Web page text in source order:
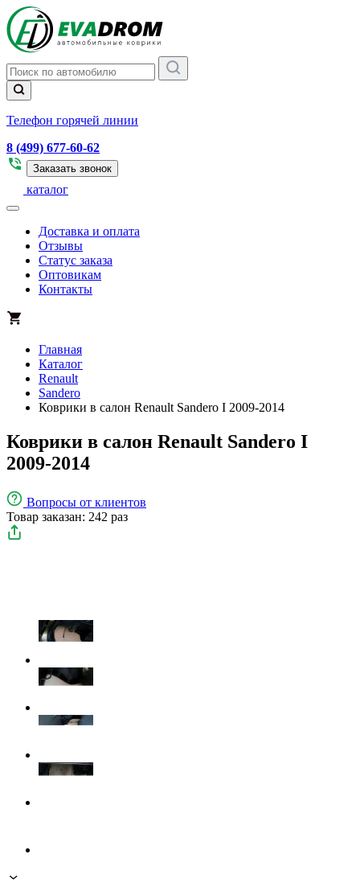
Телефон горячей линии
8 (499) 677-60-62
Заказать звонок
каталог
Доставка и оплата
Отзывы
Статус заказа
Оптовикам
Контакты
Главная
Каталог
Renault
Sandero
Коврики в салон Renault Sandero I 2009-2014
Коврики в салон Renault Sandero I
2009-2014
Вопросы от клиентов
Товар заказан: 242 раз